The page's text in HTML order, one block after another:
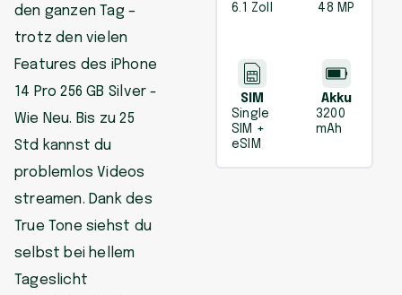
den ganzen Tag –
trotz den vielen
Features des iPhone
14 Pro 256 GB Silver -
Wie Neu. Bis zu 25
Std kannst du
problemlos Videos
streamen. Dank des
True Tone siehst du
selbst bei hellem
Tageslicht
6.1 Zoll
48 MP
SIM
Single
SIM +
eSIM
Akku
3200
mAh